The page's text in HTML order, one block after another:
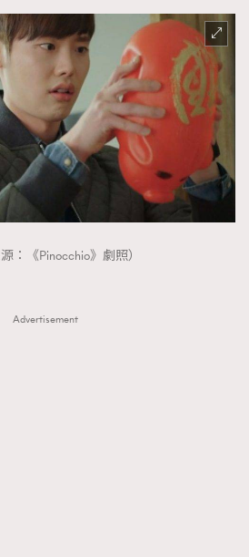
源：《Pinocchio》劇照）
Advertisement